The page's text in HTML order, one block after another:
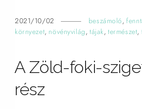
2021/10/02 beszámoló,
környezet, növényvilág,tájak,természet,
A Zöld-foki-
rész